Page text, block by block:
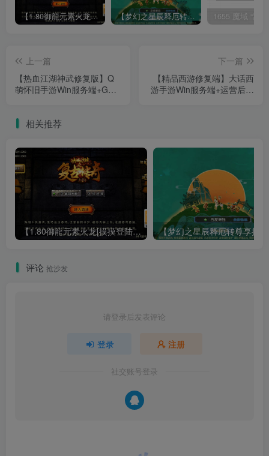
【1.80御龍元素火龙[摸摸登陆器]】战神引擎WIN服务端+GM工具+充值后台+双端+架设教程 【梦幻之星辰释厄转尊享挂机版】MT3换皮梦幻西游Linux服务端+GM后台+双端+源码+架设教程
上一篇
【热血江湖神武修复版】Q
萌怀旧手游Win服务端+GM
下一篇
【精品西游修复端】大话西
游手游Win服务端+运营后台
相关推荐
【1.80御龍元素火龙[摸摸登陆器]】战神引擎WIN服务端+GM工具+充值后台+双端+架设教程
评论 抢沙发
请登录后发表评论
登录 注册
社交账号登录